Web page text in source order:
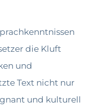
die Kluft
und
Text nicht nur
und kulturell